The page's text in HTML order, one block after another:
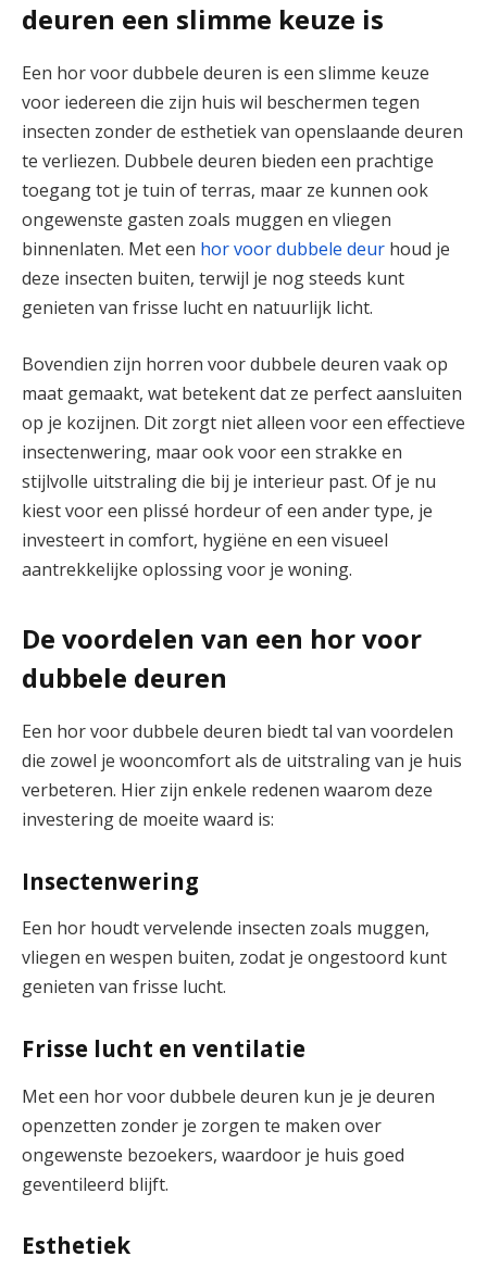
deuren een slimme keuze is
Een hor voor dubbele deuren is een slimme keuze
voor iedereen die zijn huis wil beschermen tegen
insecten zonder de esthetiek van openslaande deuren
te verliezen. Dubbele deuren bieden een prachtige
toegang tot je tuin of terras, maar ze kunnen ook
ongewenste gasten zoals muggen en vliegen
binnenlaten. Met een hor voor dubbele deur houd je
deze insecten buiten, terwijl je nog steeds kunt
genieten van frisse lucht en natuurlijk licht.
Bovendien zijn horren voor dubbele deuren vaak op
maat gemaakt, wat betekent dat ze perfect aansluiten
op je kozijnen. Dit zorgt niet alleen voor een effectieve
insectenwering, maar ook voor een strakke en
stijlvolle uitstraling die bij je interieur past. Of je nu
kiest voor een plissé hordeur of een ander type, je
investeert in comfort, hygiëne en een visueel
aantrekkelijke oplossing voor je woning.
De voordelen van een hor voor
dubbele deuren
Een hor voor dubbele deuren biedt tal van voordelen
die zowel je wooncomfort als de uitstraling van je huis
verbeteren. Hier zijn enkele redenen waarom deze
investering de moeite waard is:
Insectenwering
Een hor houdt vervelende insecten zoals muggen,
vliegen en wespen buiten, zodat je ongestoord kunt
genieten van frisse lucht.
Frisse lucht en ventilatie
Met een hor voor dubbele deuren kun je je deuren
openzetten zonder je zorgen te maken over
ongewenste bezoekers, waardoor je huis goed
geventileerd blijft.
Esthetiek